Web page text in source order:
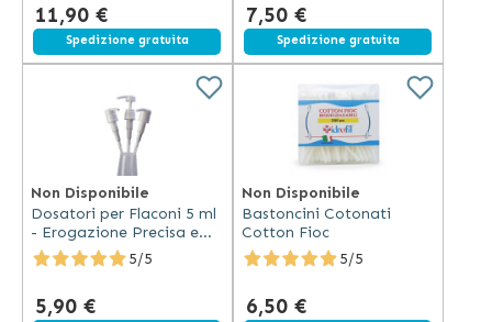
11,90 €
Spedizione gratuita
7,50 €
Spedizione gratuita
Non Disponibile
Dosatori per Flaconi 5 ml
- Erogazione Precisa e
Senza Sprechi5/5
5,90 €
Non Disponibile
Bastoncini Cotonati
Cotton Fioc
5/5
6,50 €